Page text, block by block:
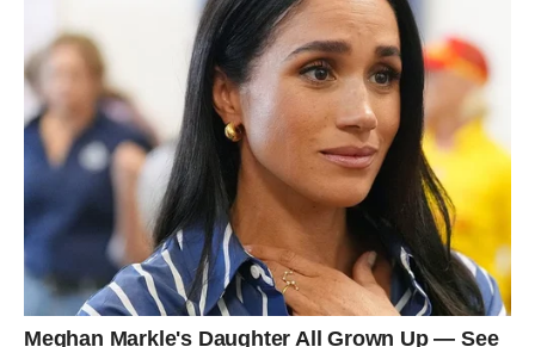
U ljubavi, karta upozorava na iskren razgovor. Ako nešto
nije stabilno, mora se rešiti.
Poruka:Bolje je znati istinu nego živeti u sumnji.
Vaga – KARTA: LJUBOMORA +
POMIRENJE